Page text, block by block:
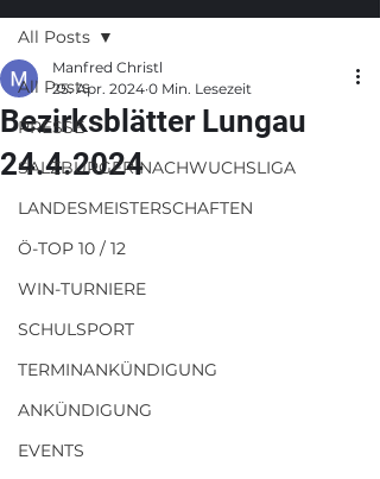
All Posts
PRESSE
SALZBURGER NACHWUCHSLIGA
LANDESMEISTERSCHAFTEN
Ö-TOP 10 / 12
WIN-TURNIERE
SCHULSPORT
TERMINANKÜNDIGUNG
ANKÜNDIGUNG
EVENTS
All Posts
Bezirksblätter Lungau
24.4.2024
Manfred Christl
25. Apr. 2024 0 Min. Lesezeit